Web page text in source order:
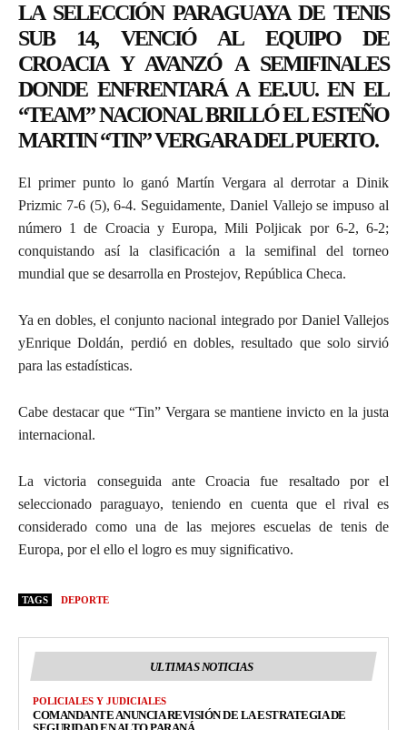
LA SELECCIÓN PARAGUAYA DE TENIS
SUB 14, VENCIÓ AL EQUIPO DE
CROACIA Y AVANZÓ A SEMIFINALES
DONDE ENFRENTARÁ A EE.UU. EN EL
“TEAM” NACIONAL BRILLÓ EL ESTEÑO
MARTIN “TIN” VERGARA DEL PUERTO.
El primer punto lo ganó Martín Vergara al derrotar a Dinik
Prizmic 7-6 (5), 6-4. Seguidamente, Daniel Vallejo se impuso al
número 1 de Croacia y Europa, Mili Poljicak por 6-2, 6-2;
conquistando así la clasificación a la semifinal del torneo
mundial que se desarrolla en Prostejov, República Checa.
Ya en dobles, el conjunto nacional integrado por Daniel Vallejos
yEnrique Doldán, perdió en dobles, resultado que solo sirvió
para las estadísticas.
Cabe destacar que “Tin” Vergara se mantiene invicto en la justa
internacional.
La victoria conseguida ante Croacia fue resaltado por el
seleccionado paraguayo, teniendo en cuenta que el rival es
considerado como una de las mejores escuelas de tenis de
Europa, por el ello el logro es muy significativo.
TAGS DEPORTE
ULTIMAS NOTICIAS
POLICIALES Y JUDICIALES
COMANDANTE ANUNCIA REVISIÓN DE LA ESTRATEGIA DE